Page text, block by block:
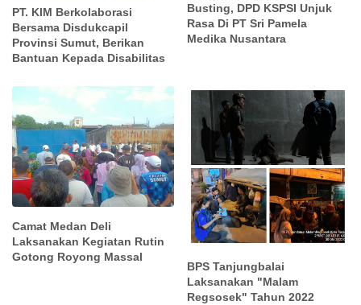
PT. KIM Berkolaborasi
Bersama Disdukcapil
Provinsi Sumut, Berikan
Bantuan Kepada Disabilitas
Busting, DPD KSPSI Unjuk
Rasa Di PT Sri Pamela
Medika Nusantara
Camat Medan Deli
Laksanakan Kegiatan Rutin
Gotong Royong Massal
BPS Tanjungbalai
Laksanakan "Malam
Regsosek" Tahun 2022